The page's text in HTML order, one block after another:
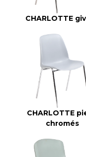
CHARLOTTE
CHARLOTTE
chromés